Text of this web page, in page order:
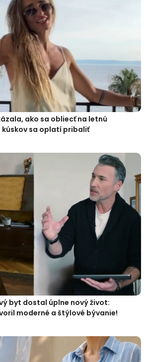
ako sa obliecť na letnú
kúskov sa oplatí pribaliť
byt dostal úplne nový život:
moderné a štýlové bývanie!